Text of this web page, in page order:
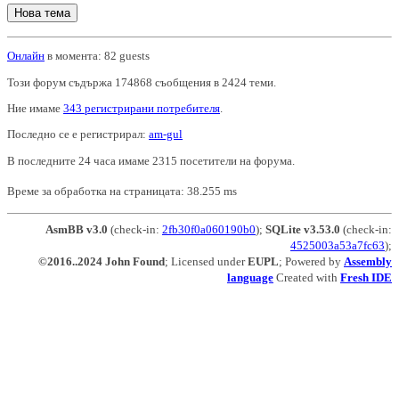
Нова тема
Онлайн в момента: 82 guests
Този форум съдържа 174868 съобщения в 2424 теми.
Ние имаме 343 регистрирани потребителя
Последно се е регистрирал: am-gul
В последните 24 часа имаме 2315 посетители на форума.
Време за обработка на страницата: 38.255 ms
AsmBB v3.0 (check-in: 2fb30f0a060190b0); SQLite v3.53.0 (check-in:
4525003a53a7fc63);
©2016..2024 John Found; Licensed underEUPL; Powered by Assembly
language Created with Fresh IDE